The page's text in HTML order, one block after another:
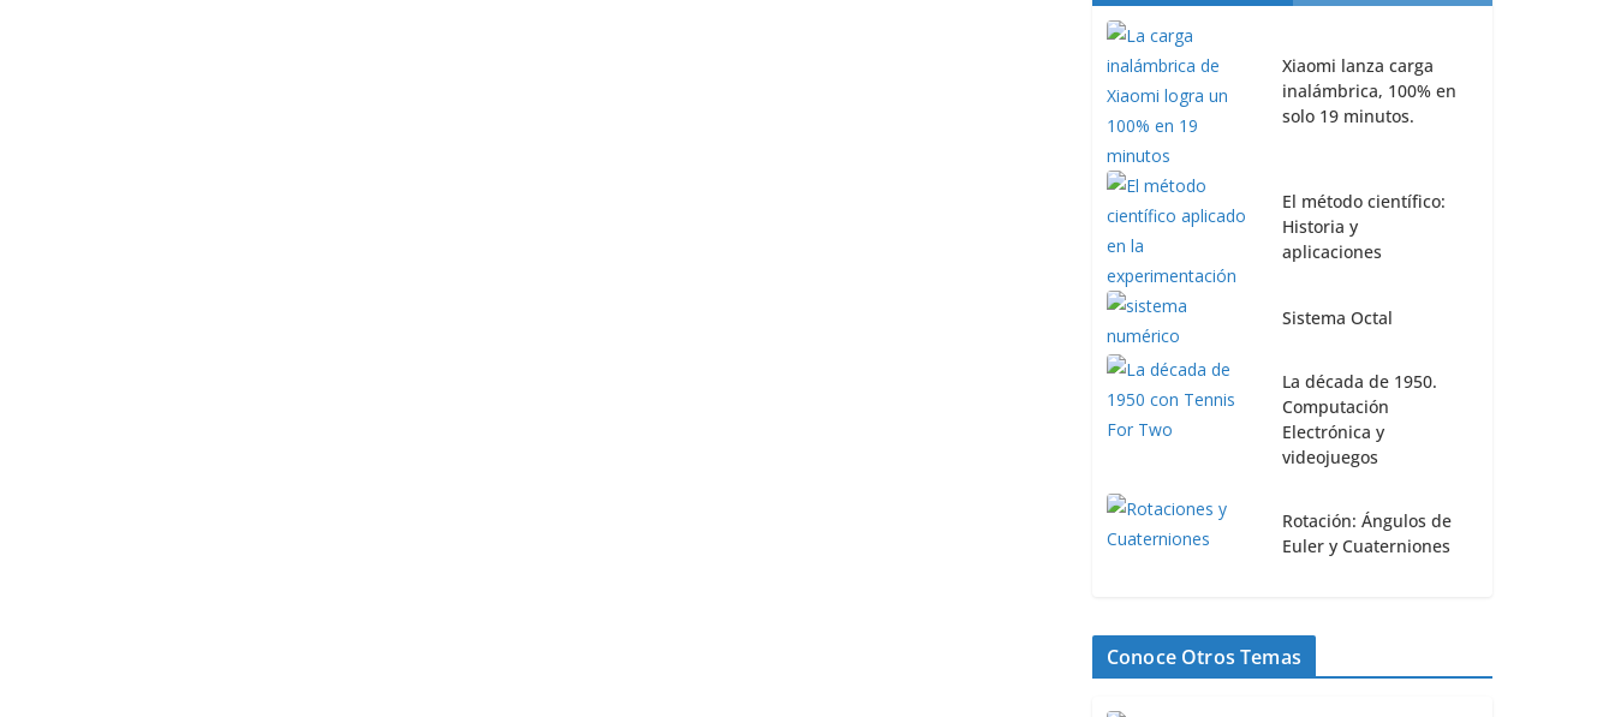
Xiaomi lanza carga
inalámbrica, 100% en
solo 19 minutos.
El método científico:
Historia y
aplicaciones
Sistema Octal
La década de 1950.
Computación
Electrónica y
videojuegos
Rotación: Ángulos de
Euler y Cuaterniones
Conoce Otros Temas